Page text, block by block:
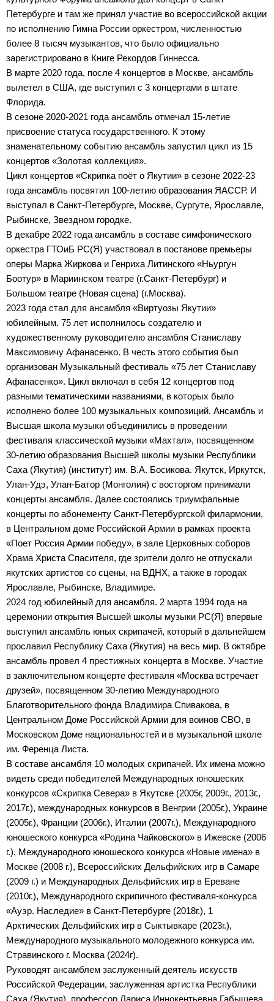
Петербурге и там же принял участие во всероссийской акции
по исполнению Гимна России оркестром, численностью
более 8 тысяч музыкантов, что было официально
зарегистрировано в Книге Рекордов Гиннесса.
В марте 2020 года, после 4 концертов в Москве, ансамбль
вылетел в США, где выступил с 3 концертами в штате
Флорида.
В сезоне 2020-2021 года ансамбль отмечал 15-летие
присвоение статуса государственного. К этому
знаменательному событию ансамбль запустил цикл из 15
концертов «Золотая коллекция».
Цикл концертов «Скрипка поёт о Якутии» в сезоне 2022-23
года ансамбль посвятил 100-летию образования ЯАССР. И
выступал в Санкт-Петербурге, Москве, Сургуте, Ярославле,
Рыбинске, Звездном городке.
В декабре 2022 года ансамбль в составе симфонического
оркестра ГТОиБ РС(Я) участвовал в постанове премьеры
оперы Марка Жиркова и Генриха Литинского «Ньургун
Боотур» в Мариинском театре (г.Санкт-Петербург) и
Большом театре (Новая сцена) (г.Москва).
2023 года стал для ансамбля «Виртуозы Якутии»
юбилейным. 75 лет исполнилось создателю и
художественному руководителю ансамбля Станиславу
Максимовичу Афанасенко. В честь этого события был
организован Музыкальный фестиваль «75 лет Станиславу
Афанасенко». Цикл включал в себя 12 концертов под
разными тематическими названиями, в которых было
исполнено более 100 музыкальных композиций. Ансамбль и
Высшая школа музыки объединились в проведении
фестиваля классической музыки «Махтал», посвященном
30-летию образования Высшей школы музыки Республики
Саха (Якутия) (институт) им. В.А. Босикова. Якутск, Иркутск,
Улан-Удэ, Улан-Батор (Монголия) с восторгом принимали
концерты ансамбля. Далее состоялись триумфальные
концерты по абонементу Санкт-Петербургской филармонии,
в Центральном доме Российской Армии в рамках проекта
«Поет Россия Армии победу», в зале Церковных соборов
Храма Христа Спасителя, где зрители долго не отпускали
якутских артистов со сцены, на ВДНХ, а также в городах
Ярославле, Рыбинске, Владимире.
2024 год юбилейный для ансамбля. 2 марта 1994 года на
церемонии открытия Высшей школы музыки РС(Я) впервые
выступил ансамбль юных скрипачей, который в дальнейшем
прославил Республику Саха (Якутия) на весь мир. В октябре
ансамбль провел 4 престижных концерта в Москве. Участие
в заключительном концерте фестиваля «Москва встречает
друзей», посвященном 30-летию Международного
Благотворительного фонда Владимира Спивакова, в
Центральном Доме Российской Армии для воинов СВО, в
Московском Доме национальностей и в музыкальной школе
им. Ференца Листа.
В составе ансамбля 10 молодых скрипачей. Их имена можно
видеть среди победителей Международных юношеских
конкурсов «Скрипка Севера» в Якутске (2005г, 2009г., 2013г.,
2017г.), международных конкурсов в Венгрии (2005г.), Украине
(2005г.), Франции (2006г.), Италии (2007г.), Международного
юношеского конкурса «Родина Чайковского» в Ижевске (2006
г.), Международного юношеского конкурса «Новые имена» в
Москве (2008 г.), Всероссийских Дельфийских игр в Самаре
(2009 г.) и Международных Дельфийских игр в Ереване
(2010г.), Международного скрипичного фестиваля-конкурса
«Ауэр. Наследие» в Санкт-Петербурге (2018г.), 1
Арктических Дельфийских игр в Сыктывкаре (2023г.),
Международного музыкального молодежного конкурса им.
Стравинского г. Москва (2024г).
Руководят ансамблем заслуженный деятель искусств
Российской Федерации, заслуженная артистка Республики
Саха (Якутия), профессор Лариса Иннокентьевна Габышева